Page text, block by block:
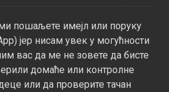
пошаљете имејл или поруку
јер нисам увек у могућности
вас да ме не зовете да бисте
домаће или контролне
или да проверите тачан